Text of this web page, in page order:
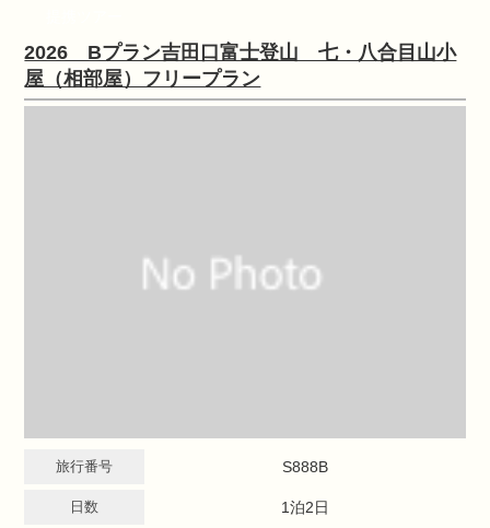
2026 Bプラン吉田口富士登山 七・八合目山小
屋（相部屋）フリープラン
旅行番号 S888B
日数 1泊2日